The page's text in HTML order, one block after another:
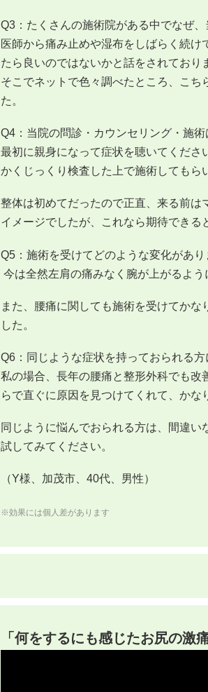
Q3：たくさんの施術院がある中でなぜ
医師から痛み止めや湿布をしばらく続
たら良いのではないかと話をされており
そこでネットで色々調べたところ、こ
た。
Q4：当院の問診・カウンセリング・施術
最初に親身になって症状を聴いてくだ
かくじっくり検査した上で施術してもら
整体は初めてだったので正直、来る前は
イメージでしたが、これなら期待できる
Q5：施術を受けてどのような変化があり
今は全然左肩の痛みなく腕が上がるよう
また、腰痛に関しても施術を受けてか
した。
Q6：同じような症状を持っておられる
私の場合、長年の腰痛と整形外科でも改
らで直ぐに原因を見つけてくれて、かな
同じように悩んでおられる方は、間違
試してみてください。
（Y様、加茂市、40代、男性）
※効果には個人差があります
「何をするにも感じたお尻の激